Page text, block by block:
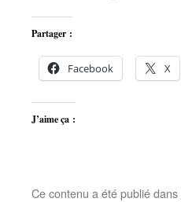
Partager :
Facebook X
J’aime ça :
Ce contenu a été publié dans